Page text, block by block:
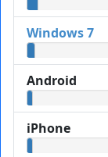
Windows 7
Android
iPhone